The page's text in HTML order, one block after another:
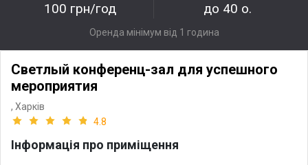
100 грн/год до 40 о.
Оренда мінімум від 1 година
Светлый конференц-зал для успешного
мероприятия
, Харків
4.8
Інформація про приміщення